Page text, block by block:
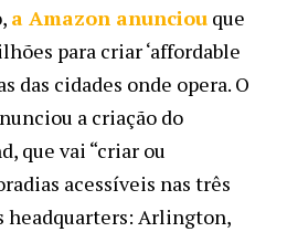
a Amazon anunciou que
para criar ‘affordable
das cidades onde opera. O
a criação do
que vai “criar ou
acessíveis nas três
headquarters: Arlington,